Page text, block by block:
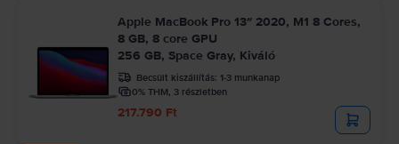
Apple MacBook Pro 13″ 2020, M1 8 Cores,
8 GB, 8 core GPU
256 GB, Space Gray, Kiváló
Becsült kiszállítás: 1-3 munkanap
0% THM, 3 részletben
217.790 Ft